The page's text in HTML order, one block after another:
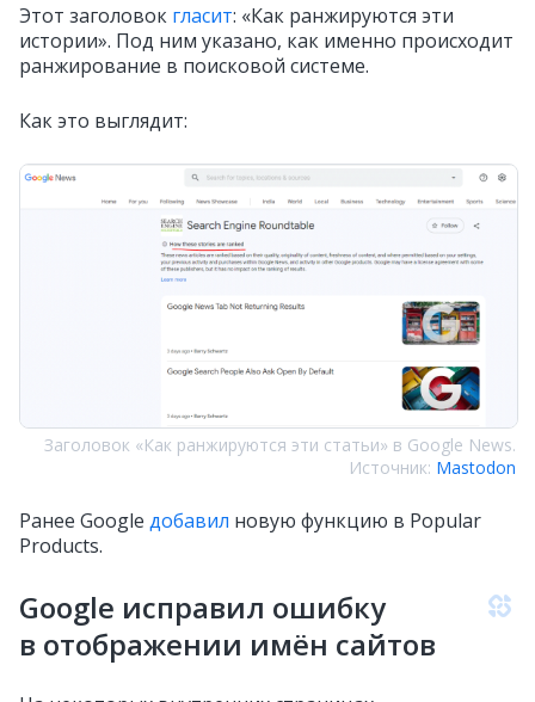
Этот заголовок гласит: «Как ранжируются эти
истории». Под ним указано, как именно происходит
ранжирование в поисковой системе.
Как это выглядит:
Заголовок «Как ранжируются эти статьи» в Google News.
Источник: Mastodon
Ранее Google добавил новую функцию в Popular
Products.
Google исправил ошибку
в отображении имён сайтов